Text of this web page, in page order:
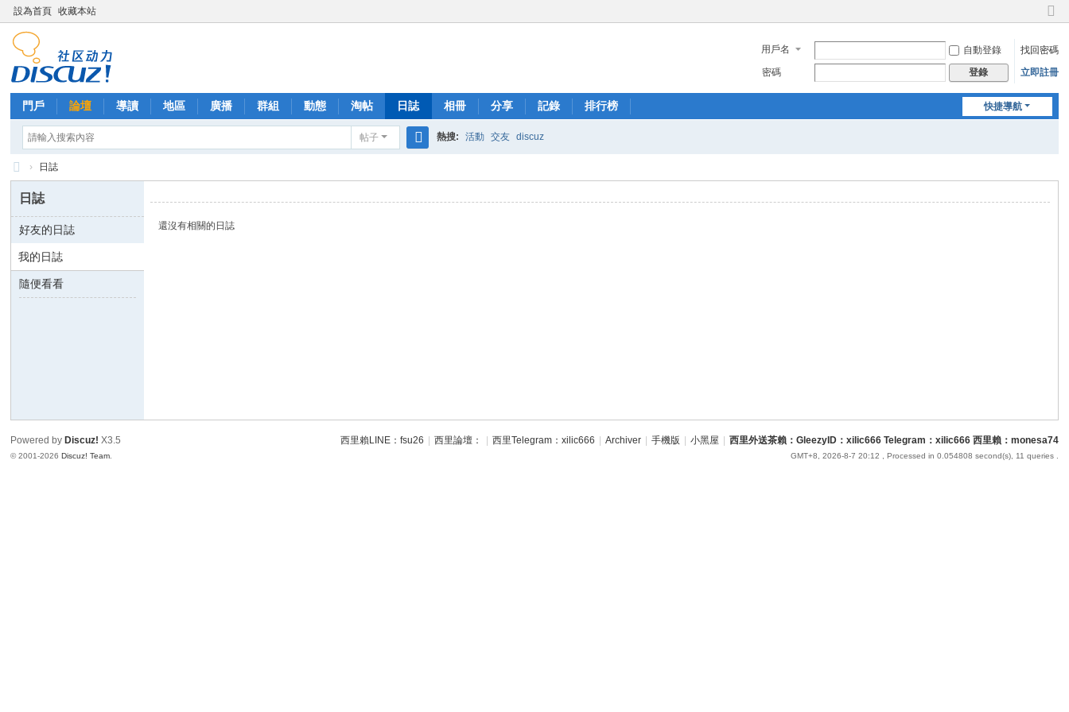
設為首頁 收藏本站
切
到
窄
用戶名 自動登錄
找回密碼
密碼
登錄 立即註冊
快捷導航
門戶 論壇 導讀 地區 廣播 群組 動態 淘帖 日誌 相冊 分享 記錄 排行榜
帖子
索
熱搜: 活動 交友 discuz
西
里
外
送
茶
› 日誌
日誌
好友的日誌
我的日誌
隨便看看
還沒有相關的日誌
西里賴LINE：fsu26 西里論壇： 西里Telegram：xilic666 Archiver 手機版 小黑屋 西里外送茶賴：GleezyID：xilic666 Telegram：xilic666 西里賴：monesa74
GMT+8, 2026-8-7 20:12 , Processed in 0.054808 second(s), 11 queries .
Powered by Discuz! X3.5
© 2001-2026Discuz! Team